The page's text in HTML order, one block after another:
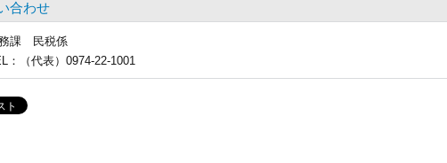
合わせ
課
民税係
：（代表）0974-22-1001